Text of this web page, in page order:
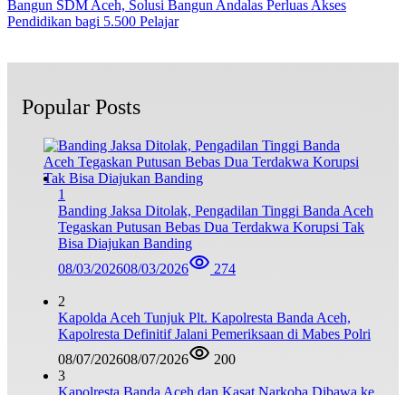
Bangun SDM Aceh, Solusi Bangun Andalas Perluas Akses
Pendidikan bagi 5.500 Pelajar
Popular Posts
1
Banding Jaksa Ditolak, Pengadilan Tinggi Banda Aceh
Tegaskan Putusan Bebas Dua Terdakwa Korupsi Tak
Bisa Diajukan Banding
08/03/202608/03/2026 274
2
Kapolda Aceh Tunjuk Plt. Kapolresta Banda Aceh,
Kapolresta Definitif Jalani Pemeriksaan di Mabes Polri
08/07/202608/07/2026
200
3
Kapolresta Banda Aceh dan Kasat Narkoba Dibawa ke